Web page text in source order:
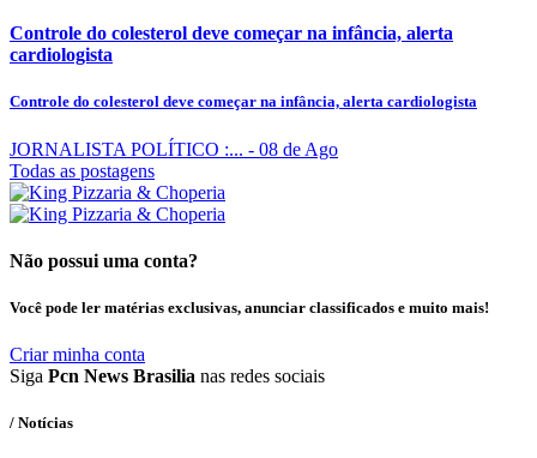
Controle do colesterol deve começar na infância, alerta
cardiologista
Controle do colesterol deve começar na infância, alerta cardiologista
JORNALISTA POLÍTICO :... - 08 de Ago
Todas as postagens
Não possui uma conta?
Você pode ler matérias exclusivas, anunciar classificados e muito mais!
Criar minha conta
Siga Pcn News Brasilia nas redes sociais
/ Notícias